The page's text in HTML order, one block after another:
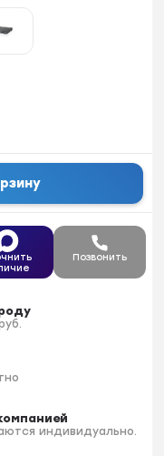
Позвонить
индивидуально.